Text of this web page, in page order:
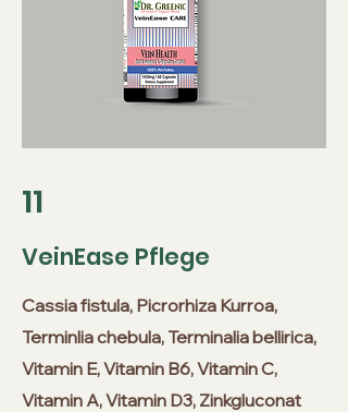
11
VeinEase Pflege
Cassia fistula, Picrorhiza Kurroa,
Terminlia chebula, Terminalia bellirica,
Vitamin E, Vitamin B6, Vitamin C,
Vitamin A, Vitamin D3, Zinkgluconat